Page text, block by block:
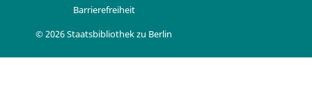
Barrierefreiheit
© 2026 Staatsbibliothek zu Berlin